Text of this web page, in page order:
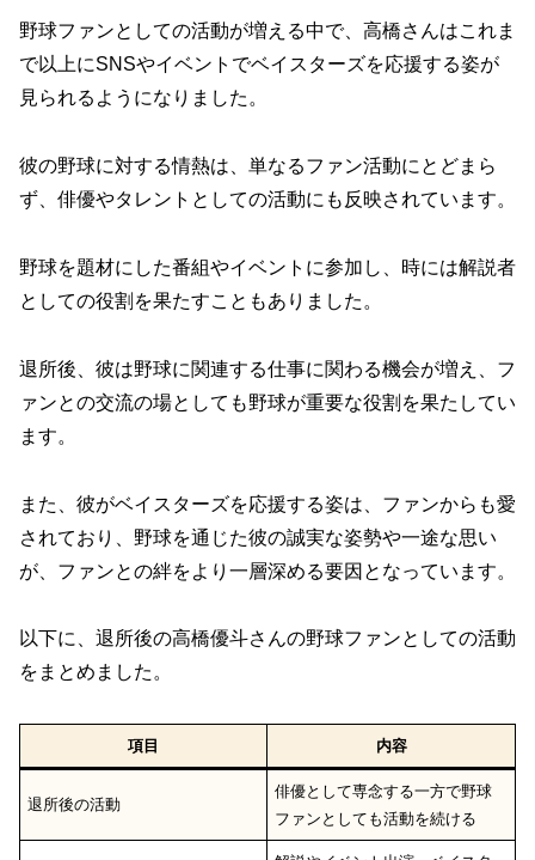
野球ファンとしての活動が増える中で、高橋さんはこれま
で以上にSNSやイベントでベイスターズを応援する姿が
見られるようになりました。
彼の野球に対する情熱は、単なるファン活動にとどまら
ず、俳優やタレントとしての活動にも反映されています。
野球を題材にした番組やイベントに参加し、時には解説者
としての役割を果たすこともありました。
退所後、彼は野球に関連する仕事に関わる機会が増え、フ
ァンとの交流の場としても野球が重要な役割を果たしてい
ます。
また、彼がベイスターズを応援する姿は、ファンからも愛
されており、野球を通じた彼の誠実な姿勢や一途な思い
が、ファンとの絆をより一層深める要因となっています。
以下に、退所後の高橋優斗さんの野球ファンとしての活動
をまとめました。
項目 内容
退所後の活動
俳優として専念する一方で野球
ファンとしても活動を続ける